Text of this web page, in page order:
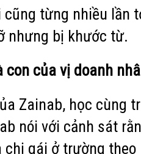
cũng từng nhiều lần
nhưng bị khước từ.
con của vị doanh
Zainab, học cùng
nói với cảnh sát
chị gái ở trường